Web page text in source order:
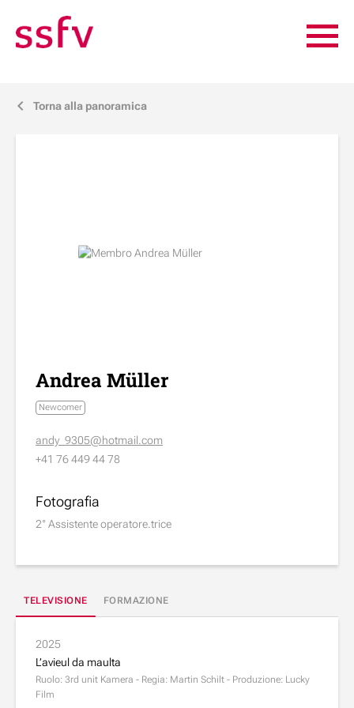
j Torna alla panoramica
Andrea Müller
Newcomer
andy_9305@hotmail.com
+41 76 449 44 78
Fotografia
2° Assistente operatore.trice
TELEVISIONE FORMAZIONE
2025
L’avieul da maulta
Ruolo: 3rd unit Kamera - Regia: Martin Schilt - Produzione: Lucky
Film